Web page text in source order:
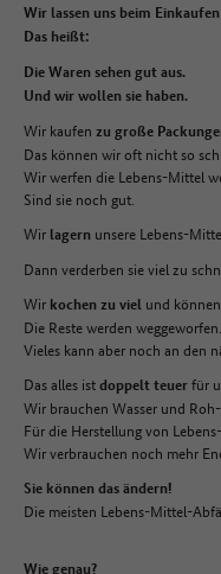
Wir lassen uns beim
Das heißt:
Die Waren sehen gut aus.
Und wir wollen sie haben.
Wir kaufen zu große
Das können wir oft nicht so
Wir werfen die Lebens-Mittel
Sind sie noch gut.
Wir lagern unsere Lebens-
Dann verderben sie viel zu
Wir kochen zu viel und
Die Reste werden weggeworfen.
Vieles kann aber noch an den
Das alles istdoppelt teuerfür
Wir brauchen Wasser und
Für die Herstellung von
Wir verbrauchen noch mehr
Sie können das ändern!
Die meisten Lebens-Mittel-
Wie genau?